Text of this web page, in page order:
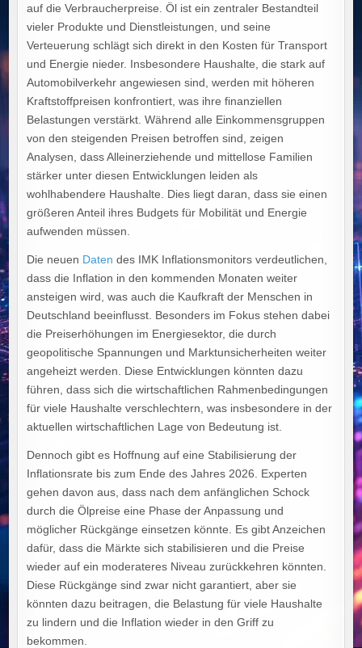
auf die Verbraucherpreise. Öl ist ein zentraler Bestandteil
vieler Produkte und Dienstleistungen, und seine
Verteuerung schlägt sich direkt in den Kosten für Transport
und Energie nieder. Insbesondere Haushalte, die stark auf
Automobilverkehr angewiesen sind, werden mit höheren
Kraftstoffpreisen konfrontiert, was ihre finanziellen
Belastungen verstärkt. Während alle Einkommensgruppen
von den steigenden Preisen betroffen sind, zeigen
Analysen, dass Alleinerziehende und mittellose Familien
stärker unter diesen Entwicklungen leiden als
wohlhabendere Haushalte. Dies liegt daran, dass sie einen
größeren Anteil ihres Budgets für Mobilität und Energie
aufwenden müssen.
Die neuen Daten des IMK Inflationsmonitors verdeutlichen,
dass die Inflation in den kommenden Monaten weiter
ansteigen wird, was auch die Kaufkraft der Menschen in
Deutschland beeinflusst. Besonders im Fokus stehen dabei
die Preiserhöhungen im Energiesektor, die durch
geopolitische Spannungen und Marktunsicherheiten weiter
angeheizt werden. Diese Entwicklungen könnten dazu
führen, dass sich die wirtschaftlichen Rahmenbedingungen
für viele Haushalte verschlechtern, was insbesondere in der
aktuellen wirtschaftlichen Lage von Bedeutung ist.
Dennoch gibt es Hoffnung auf eine Stabilisierung der
Inflationsrate bis zum Ende des Jahres 2026. Experten
gehen davon aus, dass nach dem anfänglichen Schock
durch die Ölpreise eine Phase der Anpassung und
möglicher Rückgänge einsetzen könnte. Es gibt Anzeichen
dafür, dass die Märkte sich stabilisieren und die Preise
wieder auf ein moderateres Niveau zurückkehren könnten.
Diese Rückgänge sind zwar nicht garantiert, aber sie
könnten dazu beitragen, die Belastung für viele Haushalte
zu lindern und die Inflation wieder in den Griff zu
bekommen.